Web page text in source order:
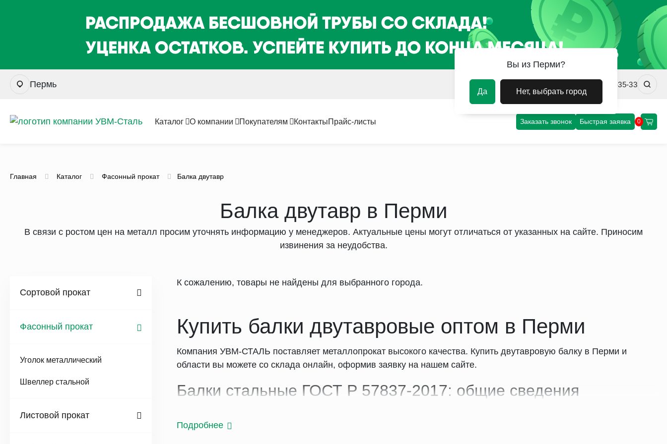
Пермь prm@uvm-steel.ru +7 (342) 256-35-33
Каталог О компании Покупателям КонтактыПрайс-листы Заказать звонок Быстрая заявка 0
Главная Каталог Фасонный прокат Балка двутавр
Балка двутавр в Перми
В связи с ростом цен на металл просим уточнять информацию у менеджеров. Актуальные цены могут отличаться от указанных на сайте. Приносим
извинения за неудобства.
Сортовой прокат
Фасонный прокат
Уголок металлический
Швеллер стальной
Листовой прокат
К сожалению, товары не найдены для выбранного города.
Купить балки двутавровые оптом в Перми
Компания УВМ-СТАЛЬ поставляет металлопрокат высокого качества. Купить двутавровую балку в Перми и
области вы можете со склада онлайн, оформив заявку на нашем сайте.
Балки стальные ГОСТ Р 57837-2017: общие сведения
Подробнее
Вы из Перми?
Да Нет, выбрать город